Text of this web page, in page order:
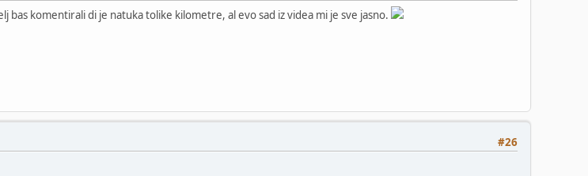
bas komentirali di je natuka tolike kilometre, al evo sad iz videa mi je sve jasno.
#26